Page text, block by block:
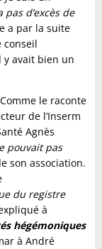
d’excès de
a par la suite
conseil
y avait bien un
le raconte
de l’Inserm
Agnès
pouvait pas
son association.
du registre
à
hégémoniques
à André